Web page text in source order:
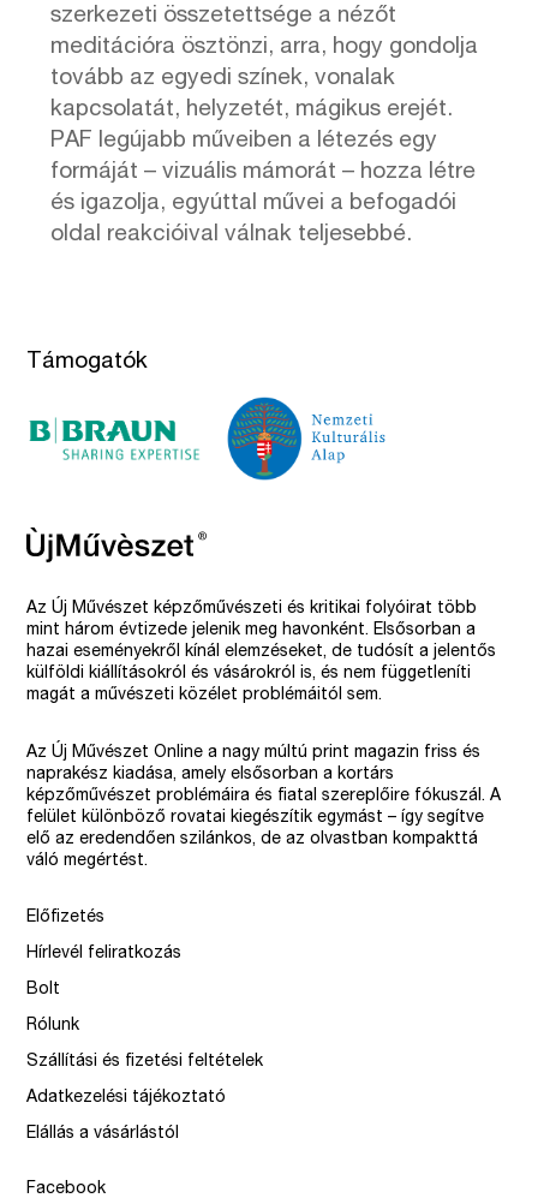
szerkezeti összetettsége a nézőt
meditációra ösztönzi, arra, hogy gondolja
tovább az egyedi színek, vonalak
kapcsolatát, helyzetét, mágikus erejét.
PAF legújabb műveiben a létezés egy
formáját – vizuális mámorát – hozza létre
és igazolja, egyúttal művei a befogadói
oldal reakcióival válnak teljesebbé.
Támogatók
Az Új Művészet képzőművészeti és kritikai folyóirat több
mint három évtizede jelenik meg havonként. Elsősorban a
hazai eseményekről kínál elemzéseket, de tudósít a jelentős
külföldi kiállításokról és vásárokról is, és nem függetleníti
magát a művészeti közélet problémáitól sem.
Az Új Művészet Online a nagy múltú print magazin friss és
naprakész kiadása, amely elsősorban a kortárs
képzőművészet problémáira és fiatal szereplőire fókuszál. A
felület különböző rovatai kiegészítik egymást – így segítve
elő az eredendően szilánkos, de az olvastban kompakttá
váló megértést.
Előfizetés
Hírlevél feliratkozás
Bolt
Rólunk
Szállítási és fizetési feltételek
Adatkezelési tájékoztató
Elállás a vásárlástól
Facebook